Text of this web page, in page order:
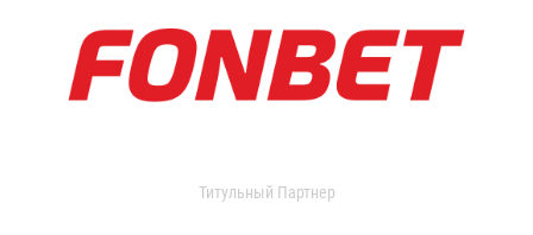
Титульный Партнер